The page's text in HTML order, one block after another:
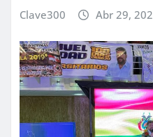
Clave300 Abr 29,